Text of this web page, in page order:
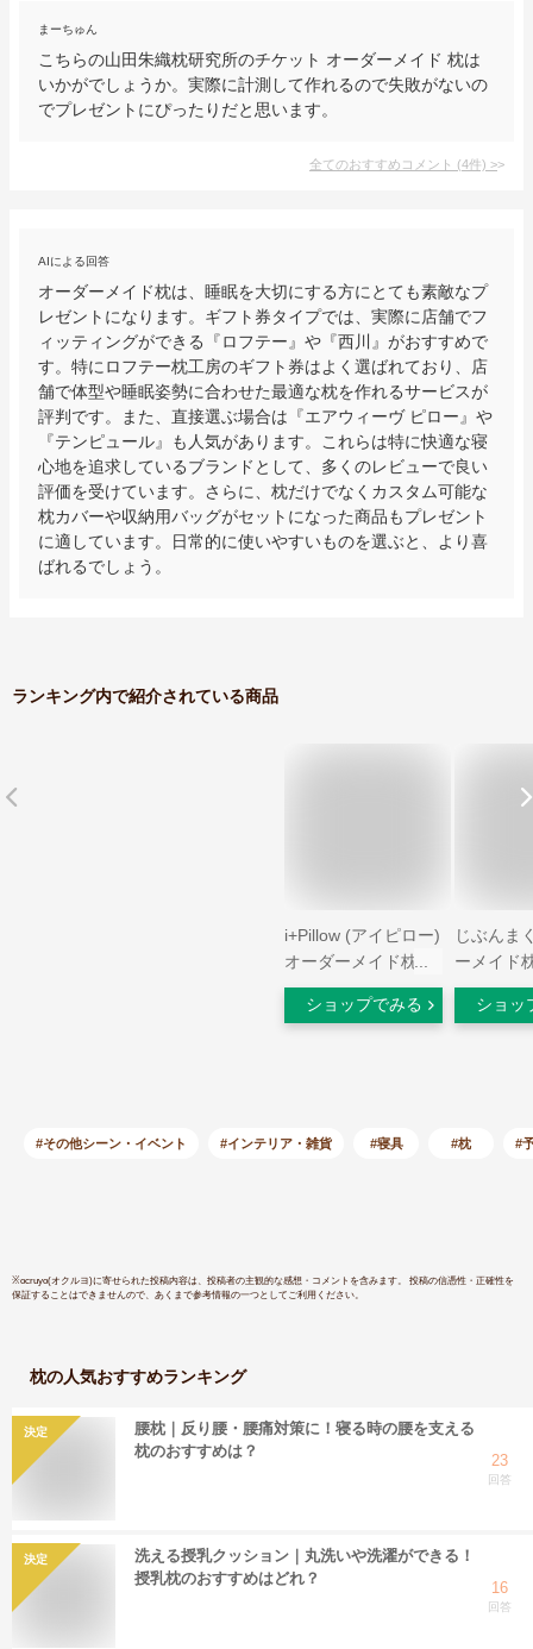
まーちゅん
こちらの山田朱織枕研究所のチケット オーダーメイド 枕は
いかがでしょうか。実際に計測して作れるので失敗がないの
でプレゼントにぴったりだと思います。
全てのおすすめコメント (4件) >
AIによる回答
オーダーメイド枕は、睡眠を大切にする方にとても素敵なプ
レゼントになります。ギフト券タイプでは、実際に店舗でフ
ィッティングができる『ロフテー』や『西川』がおすすめで
す。特にロフテー枕工房のギフト券はよく選ばれており、店
舗で体型や睡眠姿勢に合わせた最適な枕を作れるサービスが
評判です。また、直接選ぶ場合は『エアウィーヴ ピロー』や
『テンピュール』も人気があります。これらは特に快適な寝
心地を追求しているブランドとして、多くのレビューで良い
評価を受けています。さらに、枕だけでなくカスタム可能な
枕カバーや収納用バッグがセットになった商品もプレゼント
に適しています。日常的に使いやすいものを選ぶと、より喜
ばれるでしょう。
ランキング内で紹介されている商品
i+Pillow (アイピロー)
オーダーメイド枕 チ
ケット オーダーメイ
ド 枕 券 まくら マク
万円 交換 忘年会 オ
ショップでみる
じぶんま
ーメイド
プレミア
サイズ枕
贈り物 新
ショッ
#その他シーン・イベント #インテリア・雑貨 #寝具 #枕 #
※ocruyo(オクルヨ)に寄せられた投稿内容は、投稿者の主観的な感想・コメントを含みます。 投稿の信憑性・正確性を
保証することはできませんので、あくまで参考情報の一つとしてご利用ください。
枕の人気おすすめランキング
決定
腰枕｜反り腰・腰痛対策に！寝る時の腰を支える
枕のおすすめは？
23
回答
決定
洗える授乳クッション｜丸洗いや洗濯ができる！
授乳枕のおすすめはどれ？
16
回答